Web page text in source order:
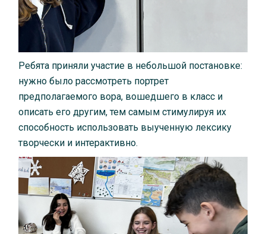
Ребята приняли участие в небольшой постановке:
нужно было рассмотреть портрет
предполагаемого вора, вошедшего в класс и
описать его другим, тем самым стимулируя их
способность использовать выученную лексику
творчески и интерактивно.